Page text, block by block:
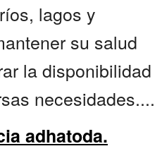
lagos y
su salud
la disponibilidad
necesidades....
adhatoda.